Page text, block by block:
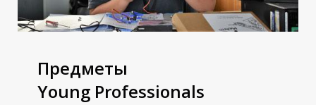
Предметы
Young Professionals